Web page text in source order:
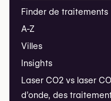
Finder de traitements
A-Z
Villes
Insights
Laser CO2 vs laser
d’onde, des